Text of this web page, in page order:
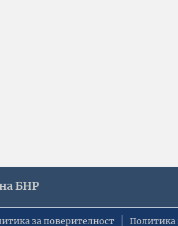
БНР
за поверителност Политика